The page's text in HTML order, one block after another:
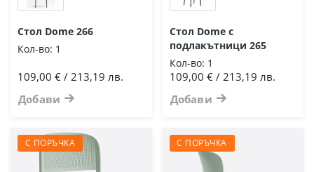
Стол Dome 266
Кол-во: 1
109,00 € / 213,19 лв.
Добави
Стол Dome с
подлакътници 265
Кол-во: 1
109,00 € / 213,19 лв.
Добави
С ПОРЪЧКА С ПОРЪЧКА